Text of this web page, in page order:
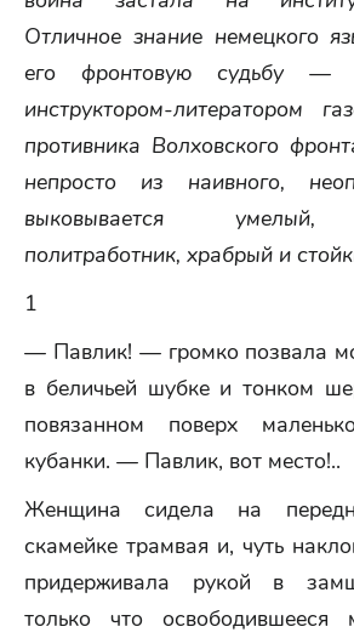
Отличное знание немецкого
его фронтовую судьбу —
инструктором-литератором
противника Волховского
непросто из наивного,
выковывается умелый,
политработник, храбрый и
1
— Павлик! — громко позвала
в беличьей шубке и тонком
повязанном поверх
кубанки. — Павлик, вот место!..
Женщина сидела на
скамейке трамвая и, чуть
придерживала рукой в
только что освободившееся